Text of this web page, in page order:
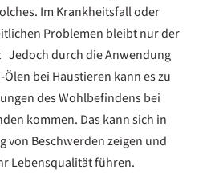
Im Krankheitsfall oder
Problemen bleibt nur der
Jedoch durch die Anwendung
Ölen bei Haustieren kann es zu
des Wohlbefindens bei
kommen. Das kann sich in
von Beschwerden zeigen und
Lebensqualität führen.